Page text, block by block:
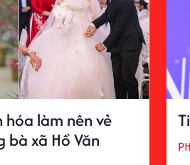
làm nên vẻ
bà xã Hồ Văn